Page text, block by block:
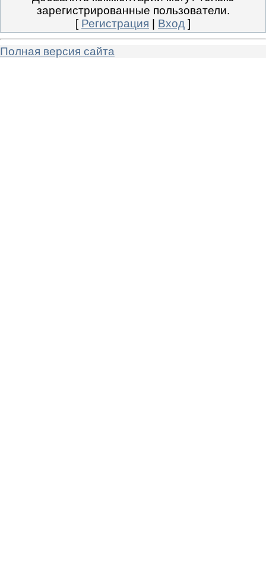
зарегистрированные пользователи.
[ Регистрация Вход ]
Полная версия сайта